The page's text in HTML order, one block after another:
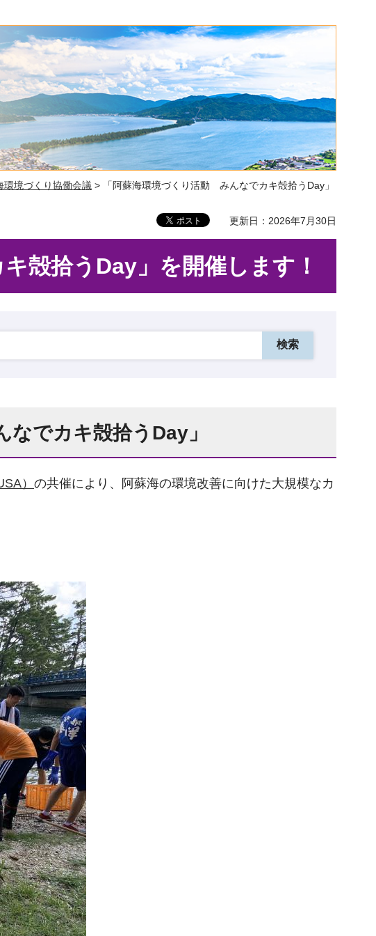
環境づくり協働会議 > 「阿蘇海環境づくり活動 みんなでカキ殻拾うDay」
更新日：2026年7月30日
殻拾うDay」を開催します！
でカキ殻拾うDay」
） の共催により、阿蘇海の環境改善に向けた大規模なカ